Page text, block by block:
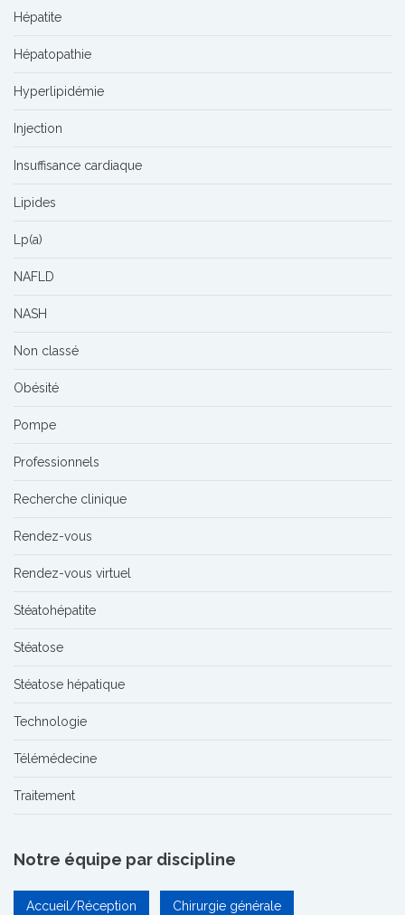
Hépatite
Hépatopathie
Hyperlipidémie
Injection
Insuffisance cardiaque
Lipides
Lp(a)
NAFLD
NASH
Non classé
Obésité
Pompe
Professionnels
Recherche clinique
Rendez-vous
Rendez-vous virtuel
Stéatohépatite
Stéatose
Stéatose hépatique
Technologie
Télémédecine
Traitement
Notre équipe par discipline
Accueil/Réception Chirurgie générale